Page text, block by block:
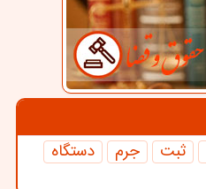
ثبت جرم
دستگاه